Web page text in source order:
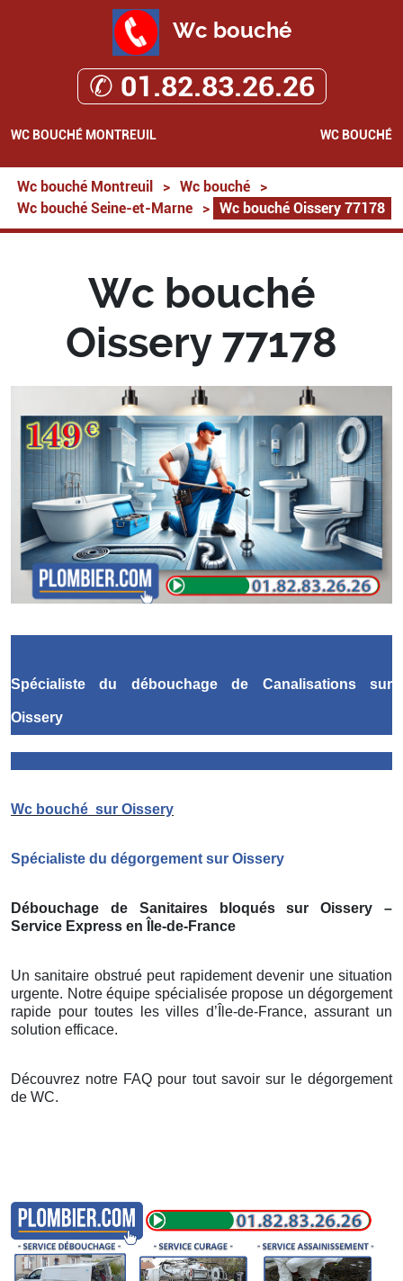
Wc bouché
✆ 01.82.83.26.26
WC BOUCHÉ MONTREUIL WC BOUCHÉ
Wc bouché Montreuil > Wc bouché
>
Wc bouché Seine-et-Marne
> Wc bouché Oissery 77178
Wc bouché
Oissery 77178
Spécialiste du débouchage de Canalisationssur
Oissery
Wc bouché sur Oissery
Spécialiste du dégorgement sur Oissery
Débouchage de Sanitaires bloqués sur Oissery –
Service Express en Île-de-France
Un sanitaire obstrué peut rapidement devenir une situation
urgente. Notre équipe spécialisée propose un dégorgement
rapide pour toutes les villes d’Île-de-France, assurant un
solution efficace.
Découvrez notre FAQ pour tout savoir sur le dégorgement
de WC.